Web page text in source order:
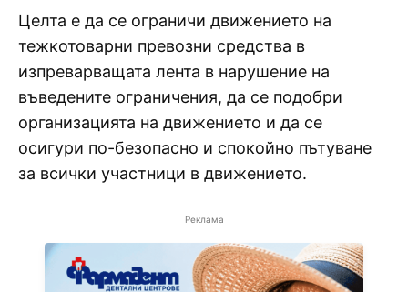
Целта е да се ограничи движението на
тежкотоварни превозни средства в
изпреварващата лента в нарушение на
въведените ограничения, да се подобри
организацията на движението и да се
осигури по-безопасно и спокойно пътуване
за всички участници в движението.
Реклама